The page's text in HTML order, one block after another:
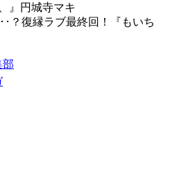
』円城寺マキ
？復縁ラブ最終回！『もいち
部